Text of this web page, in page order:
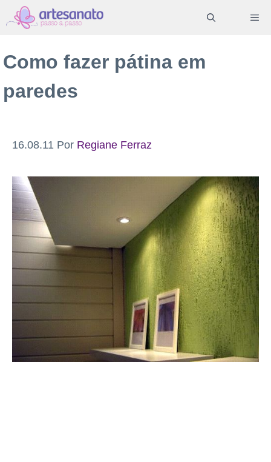
Pular
para
conteúdo
Como fazer pátina em
paredes
16.08.11 Por Regiane Ferraz